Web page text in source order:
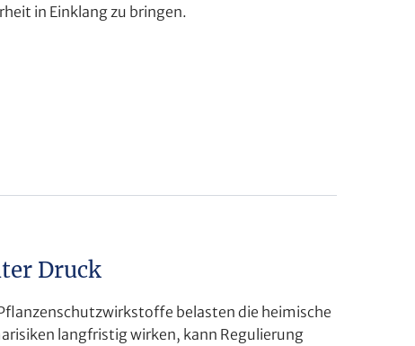
in Einklang zu bringen.
Druck
belasten die heimische
langfristig wirken, kann Regulierung